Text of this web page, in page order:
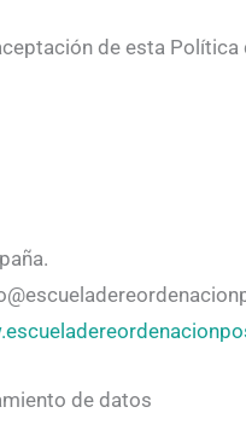
de esta
de datos